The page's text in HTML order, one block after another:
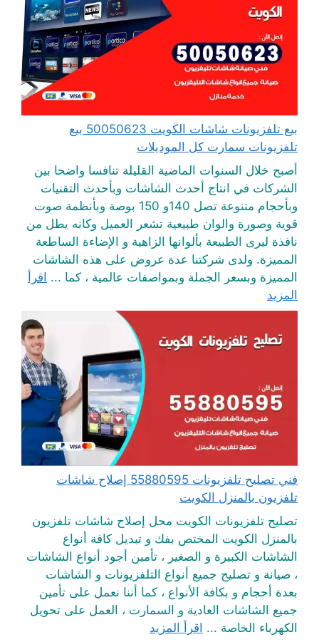
بيع تلفزيونات شاشات الكويت 50050623 بيع
تلفزيونات سمارت كل الموديلات
أصبح خلال السنوات الماضية القليلة تنافسا واضحا بين
الشركات في انتاج أحدث الشاشات وبأحدث التقنيات
وبأحجام متنوعة تصل 140و 150 بوصة وبأنظمة صوت
قوية وصورة والوان طبيعية تشعر العميل وكانه يطل من
نافذة ليرى الطبيعة بألوانها الزاهية و الإضاءة الساطعة
المميزة. ولدى شركتنا عدة عروض على هذه الشاشات
المميزة وبسعر الجملة وبمواصفات عالمية ، كما ... اقرأ
المزيد
فني تصليح تلفزيونات 55880595 إصلاح شاشات
تلفزيون بالمنزل الكويت
تصليح تلفزيونات الكويت محل إصلاح شاشات تلفزيون
بالمنزل الكويت المختص بفك و تبديل كافة أنواع
الشاشات الكبيرة و الصغير ، تأمين أجود أنواع الشاشات
، صيانة و تصليح جميع أنواع التلفزيونات و الشاشات
بعدة أحجام و بكافة الأنواع ، كما أننا نعمل على تأمين
جميع الشاشات العادية و السمارت ، العمل على تحويل
الكهرباء الخاصة ... اقرأ المزيد